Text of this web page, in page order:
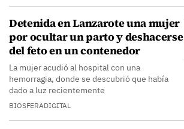
Detenida en Lanzarote una mujer
por ocultar un parto y deshacerse
del feto en un contenedor
La mujer acudió al hospital con una
hemorragia, donde se descubrió que había
dado a luz recientemente
BIOSFERADIGITAL